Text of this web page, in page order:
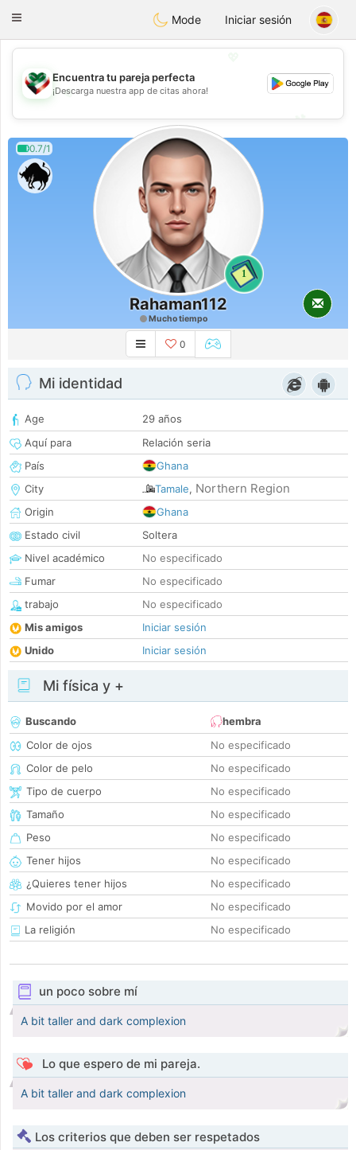
KuwaitChat
Toggle
Mode Iniciar sesión
💖
💕
💕
Encuentra tu pareja perfecta
¡Descarga nuestra app de citas ahora!
0.7/1
1
Rahaman112
Mucho tiempo
0
Mi identidad
Age
29 años
Aquí para
Relación seria
País
Ghana
City
Tamale, Northern Region
Origin
Ghana
Estado civil
Soltera
Nivel académico
No especificado
Fumar
No especificado
trabajo
No especificado
Mis amigos
Iniciar sesión
Unido
Iniciar sesión
Mi física y +
Buscando
hembra
Color de ojos
No especificado
Color de pelo
No especificado
Tipo de cuerpo
No especificado
Tamaño
No especificado
Peso
No especificado
Tener hijos
No especificado
¿Quieres tener hijos
No especificado
Movido por el amor
No especificado
La religión
No especificado
un poco sobre mí
A bit taller and dark complexion
Lo que espero de mi pareja.
A bit taller and dark complexion
Los criterios que deben ser respetados